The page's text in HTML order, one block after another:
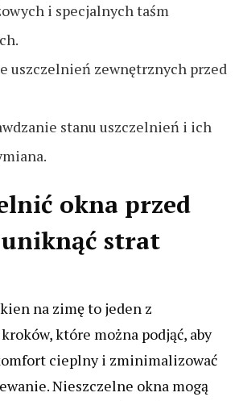
i specjalnych taśm
uszczelnień zewnętrznych przed
stanu uszczelnień i ich
okna przed
strat
na zimę to jeden z
które można podjąć, aby
cieplny i zminimalizować
Nieszczelne okna mogą